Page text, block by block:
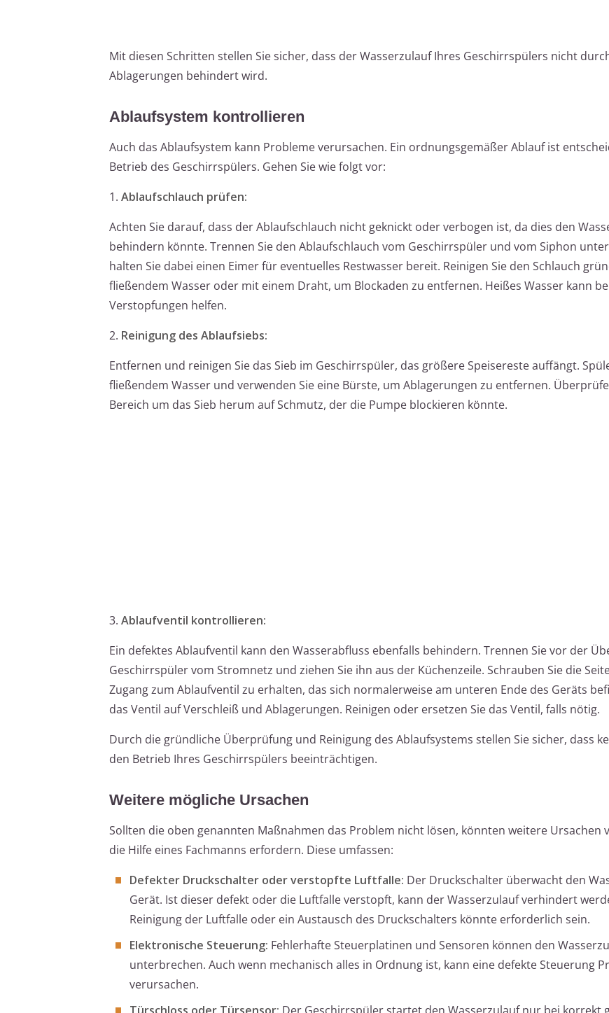
Mit diesen Schritten stellen Sie sicher, dass der Wasserzulauf Ihres Geschirrspülers nicht
Ablagerungen behindert wird.
Ablaufsystem kontrollieren
Auch das Ablaufsystem kann Probleme verursachen. Ein ordnungsgemäßer Ablauf ist
Betrieb des Geschirrspülers. Gehen Sie wie folgt vor:
1. Ablaufschlauch prüfen:
Achten Sie darauf, dass der Ablaufschlauch nicht geknickt oder verbogen ist, da dies den
behindern könnte. Trennen Sie den Ablaufschlauch vom Geschirrspüler und vom Siphon
halten Sie dabei einen Eimer für eventuelles Restwasser bereit. Reinigen Sie den Schlauch
fließendem Wasser oder mit einem Draht, um Blockaden zu entfernen. Heißes Wasser kann
Verstopfungen helfen.
2. Reinigung des Ablaufsiebs:
Entfernen und reinigen Sie das Sieb im Geschirrspüler, das größere Speisereste auffängt.
fließendem Wasser und verwenden Sie eine Bürste, um Ablagerungen zu entfernen.
Bereich um das Sieb herum auf Schmutz, der die Pumpe blockieren könnte.
3. Ablaufventil kontrollieren:
Ein defektes Ablaufventil kann den Wasserabfluss ebenfalls behindern. Trennen Sie vor der
Geschirrspüler vom Stromnetz und ziehen Sie ihn aus der Küchenzeile. Schrauben Sie die
Zugang zum Ablaufventil zu erhalten, das sich normalerweise am unteren Ende des Geräts
das Ventil auf Verschleiß und Ablagerungen. Reinigen oder ersetzen Sie das Ventil, falls nötig.
Durch die gründliche Überprüfung und Reinigung des Ablaufsystems stellen Sie sicher, dass
den Betrieb Ihres Geschirrspülers beeinträchtigen.
Weitere mögliche Ursachen
Sollten die oben genannten Maßnahmen das Problem nicht lösen, könnten weitere Ursachen
die Hilfe eines Fachmanns erfordern. Diese umfassen:
Defekter Druckschalter oder verstopfte Luftfalle: Der Druckschalter überwacht den
Gerät. Ist dieser defekt oder die Luftfalle verstopft, kann der Wasserzulauf verhindert
Reinigung der Luftfalle oder ein Austausch des Druckschalters könnte erforderlich sein.
Elektronische Steuerung: Fehlerhafte Steuerplatinen und Sensoren können den
unterbrechen. Auch wenn mechanisch alles in Ordnung ist, kann eine defekte Steuerung
verursachen.